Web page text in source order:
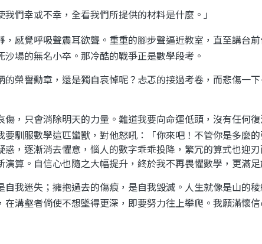
們幸或不幸，全看我們所提供的材料是什麼。」
，感覺呼吸聲震耳欲聾。重重的腳步聲逼近教室，直至講台
場的無名小卒。那冷酷的戰爭正是數學段考。
的榮譽勳章，還是獨自哀悼呢？忐忑的接過考卷，而悲傷一
傷，只會消除明天的力量。難道我要向命運低頭，沒有任何
要馴服數學這匹蠻獸，對他怒吼：「你來吧！不管你是多麼
惑，逐漸消去懼意，惱人的數字乖乖投降，繁冗的算式也迎
演算。自信心也隨之大幅提升，終於我不再畏懼數學，更滿
自我迷失；擁抱過去的傷痕，是自我毀滅。人生就像是山的
在溝壑者倘使不想墜得更深，即要努力往上攀爬。我願滿懷